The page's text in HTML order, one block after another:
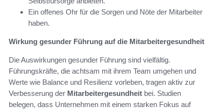
Ein offenes Ohr für die Sorgen und Nöte der Mitarbeiter
haben.
Wirkung gesunder Führung auf die Mitarbeitergesundheit
Die Auswirkungen gesunder Führung sind vielfältig.
Führungskräfte, die achtsam mit ihrem Team umgehen und
Werte wie Balance und Resilienz vorleben, tragen aktiv zur
Verbesserung der Mitarbeitergesundheit bei. Studien
belegen, dass Unternehmen mit einem starken Fokus auf